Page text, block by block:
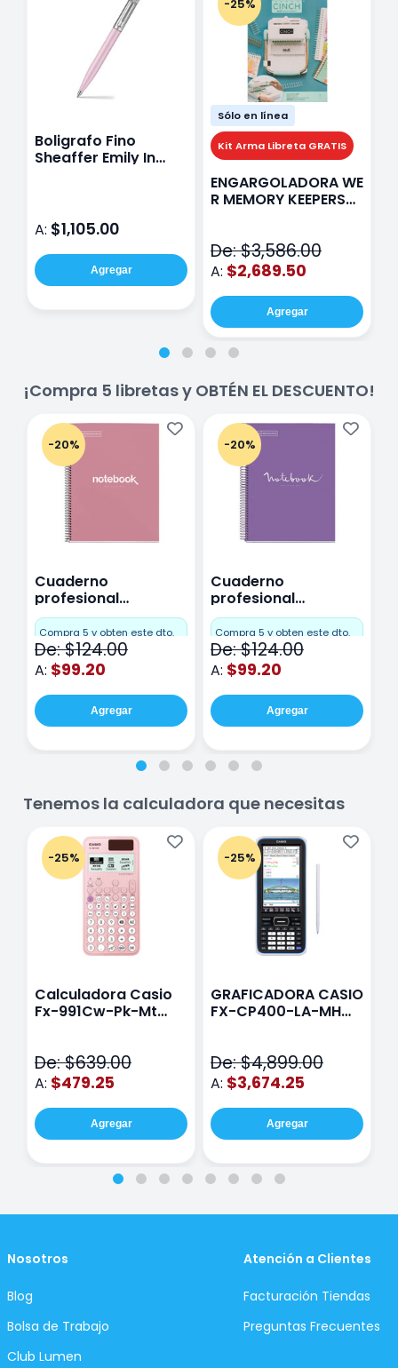
Boligrafo Fino
Sheaffer Emily In
A: $1,105.00
Agregar
-25%
Sólo en línea
Kit Arma Libreta GRATIS
ENGARGOLADORA WE
R MEMORY KEEPERS
De: $3,586.00
A: $2,689.50
Agregar
¡Compra 5 libretas y OBTÉN EL DESCUENTO!
-20%
Cuaderno
profesional
Miquelrius Emotions
Cuadro Chico 80
hojas Rosa
Compra 5 y obten este dto.
De: $124.00
A: $99.20
Agregar
-20%
Cuaderno
profesional
Miquelrius Emotions
raya 80 hojas
Purpura
Compra 5 y obten este dto.
De: $124.00
A: $99.20
Agregar
Tenemos la calculadora que necesitas
-25%
Calculadora Casio
Fx-991Cw-Pk-Mt
De: $639.00
A: $479.25
Agregar
-25%
GRAFICADORA CASIO
FX-CP400-LA-MH
De: $4,899.00
A: $3,674.25
Agregar
Nosotros
Blog
Bolsa de Trabajo
Club Lumen
Atención a Clientes
Facturación Tiendas
Preguntas Frecuentes